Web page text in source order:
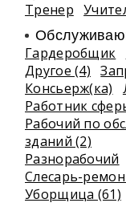
Тренер
Гардеробщик
Другое (4)
Консьерж(ка)
Работник
Рабочий по
зданий (2)
Разнорабочий
Слесарь-
Уборщица (61)